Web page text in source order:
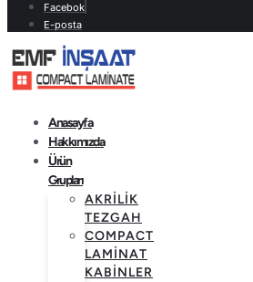
Facebok
E-posta
Anasayfa
Hakkımızda
Ürün
Grupları
AKRILIK
TEZGAH
COMPACT
LAMINAT
KABINLER